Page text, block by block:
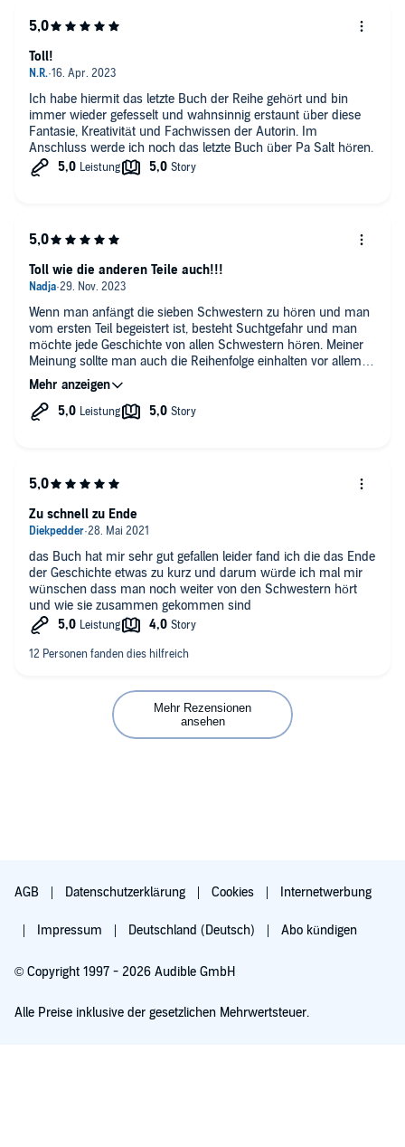
Ich habe hiermit das letzte Buch der Reihe gehört und bin
immer wieder gefesselt und wahnsinnig erstaunt über diese
Fantasie, Kreativität und Fachwissen der Autorin. Im
Anschluss werde ich noch das letzte Buch über Pa Salt hören.
Toll!
Wenn man anfängt die sieben Schwestern zu hören und man
vom ersten Teil begeistert ist, besteht Suchtgefahr und man
möchte jede Geschichte von allen Schwestern hören. Meiner
Meinung sollte man auch die Reihenfolge einhalten vor allem
beim siebten Buch. Da man sonst vieles nicht verstehen kann.
Ich freue mich riesig aufs Finale, dass hoffentlich im achten
Teil aufgedeckt wird.
Toll wie die anderen Teile auch!!!
das Buch hat mir sehr gut gefallen leider fand ich die das Ende
der Geschichte etwas zu kurz und darum würde ich mal mir
wünschen dass man noch weiter von den Schwestern hört
und wie sie zusammen gekommen sind
Zu schnell zu Ende
Mehr Rezensionen
ansehen
AGB Datenschutzerklärung Cookies Internetwerbung
Impressum Deutschland (Deutsch) Abo kündigen
© Copyright 1997 - 2026 Audible GmbH
Alle Preise inklusive der gesetzlichen Mehrwertsteuer.